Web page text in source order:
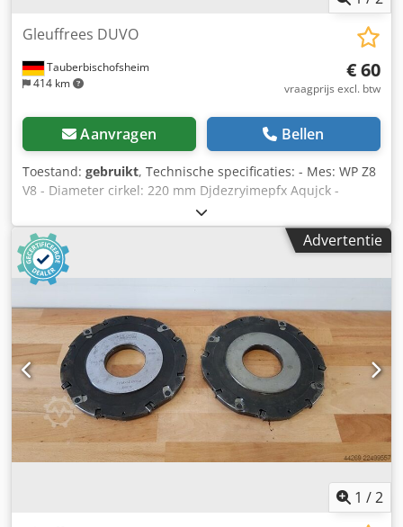
Tauberbischofsheim
414 km
Gleuffrees DUVO
€ 60
vraagprijs excl. btw
Aanvragen Bellen
Toestand: gebruikt, Technische specificaties: - Mes: WP Z8
V8 - Diameter cirkel: 220 mm Djdezryimepfx Aqujck -
Boorgat: 70 mm - Lengte: 25 mm - Materiaal: staal -
Beschikbaar: 1900322
Advertentie
1 /2